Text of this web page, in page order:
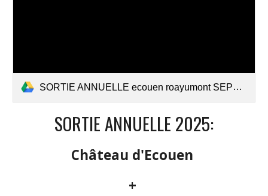
SORTIE ANNUELLE ecouen roayumont SEPT 2025.pdf
SORTIE ANNUELLE 2025:
Château d'Ecouen
+